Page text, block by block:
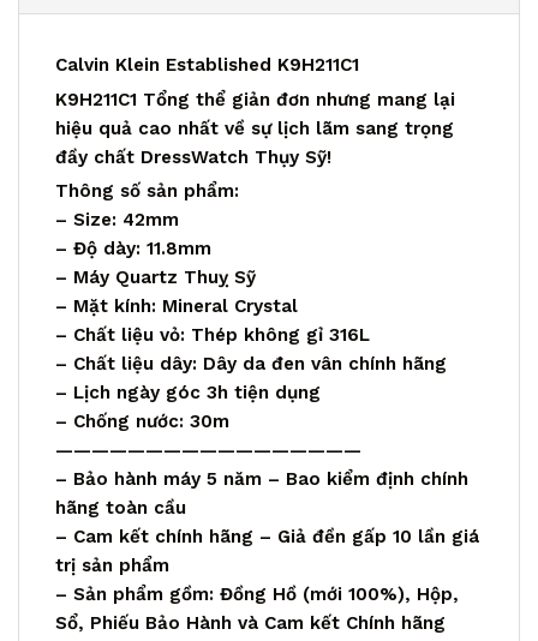
Calvin Klein Established K9H211C1
K9H211C1 Tổng thể giản đơn nhưng mang lại
hiệu quả cao nhất về sự lịch lãm sang trọng
đầy chất DressWatch Thụy Sỹ!
Thông số sản phẩm:
– Size: 42mm
– Độ dày: 11.8mm
– Máy Quartz Thuỵ Sỹ
– Mặt kính: Mineral Crystal
– Chất liệu vỏ: Thép không gỉ 316L
– Chất liệu dây: Dây da đen vân chính hãng
– Lịch ngày góc 3h tiện dụng
– Chống nước: 30m
—————————————————
– Bảo hành máy 5 năm – Bao kiểm định chính
hãng toàn cầu
– Cam kết chính hãng – Giả đền gấp 10 lần giá
trị sản phẩm
– Sản phẩm gồm: Đồng Hồ (mới 100%), Hộp,
Sổ, Phiếu Bảo Hành và Cam kết Chính hãng